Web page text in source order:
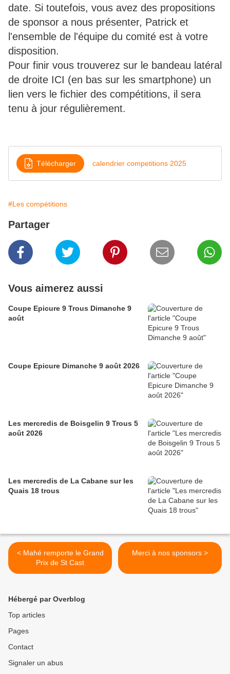
date. Si toutefois, vous avez des propositions
de sponsor a nous présenter, Patrick et
l'ensemble de l'équipe du comité est à votre
disposition.
Pour finir vous trouverez sur le bandeau latéral
de droite ICI (en bas sur les smartphone) un
lien vers le fichier des compétitions, il sera
tenu à jour régulièrement.
Télécharger calendrier competitions 2025
#Les compétitions
Partager
Vous aimerez aussi
Coupe Epicure 9 Trous Dimanche 9
août
Coupe Epicure Dimanche 9 août 2026
Les mercredis de Boisgelin 9 Trous 5
août 2026
Les mercredis de La Cabane sur les
Quais 18 trous
< Mahé remporte le Grand
Prix de St Cast
Merci à nos sponsors >
Hébergé par Overblog
Top articles
Pages
Contact
Signaler un abus